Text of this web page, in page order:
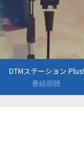
DTMステーション Plus!
番組視聴